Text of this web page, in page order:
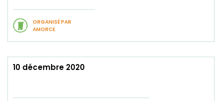
ORGANISÉ PAR
AMORCE
10 décembre 2020